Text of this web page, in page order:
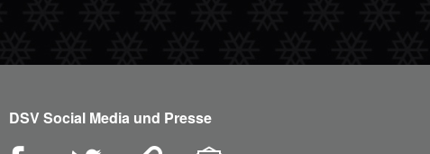
DSV Social Media und Presse